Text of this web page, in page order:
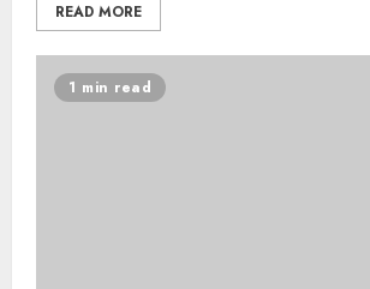
READ MORE
1 min read